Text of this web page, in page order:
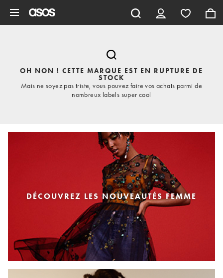
OH NON ! CETTE MARQUE EST EN RUPTURE DE
STOCK
Mais ne soyez pas triste, vous pouvez faire vos achats parmi de
nombreux labels super cool
DÉCOUVREZ LES NOUVEAUTÉS FEMME